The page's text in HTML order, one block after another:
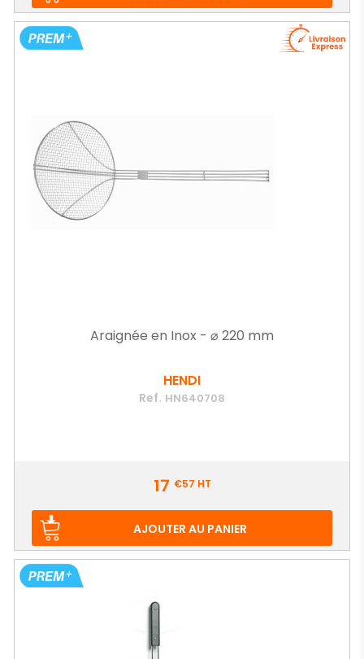
Araignée en Inox - ⌀ 220 mm
HENDI
Ref. HN640708
17 €57 HT
AJOUTER AU PANIER